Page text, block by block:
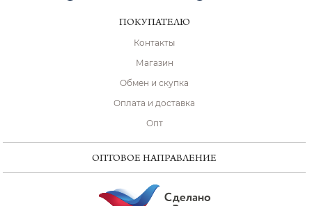
ПОКУПАТЕЛЮ
Контакты
Магазин
Обмен и скупка
Оплата и доставка
Опт
ОПТОВОЕ НАПРАВЛЕНИЕ